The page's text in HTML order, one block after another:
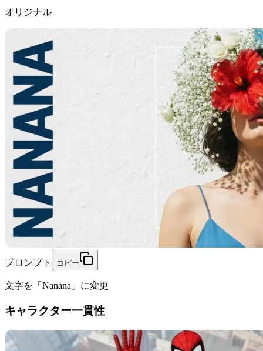
オリジナル
プロンプト コピー
文字を「Nanana」に変更
キャラクター一貫性